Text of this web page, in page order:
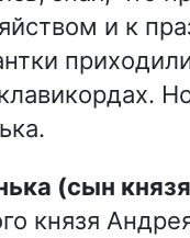
и к
(сын
князя